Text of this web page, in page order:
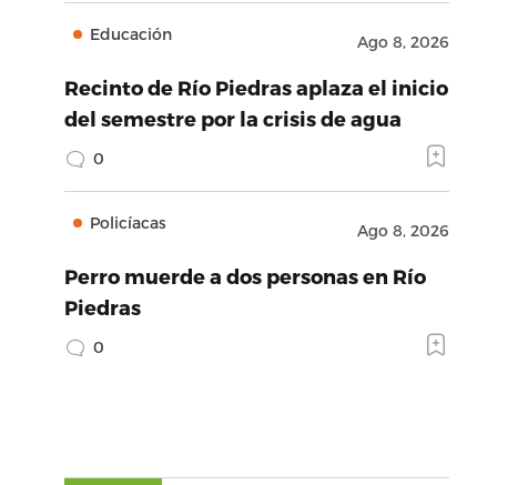
Educación Ago 8, 2026
Recinto de Río Piedras aplaza el inicio
del semestre por la crisis de agua
0
Policíacas Ago 8, 2026
Perro muerde a dos personas en Río
Piedras
0